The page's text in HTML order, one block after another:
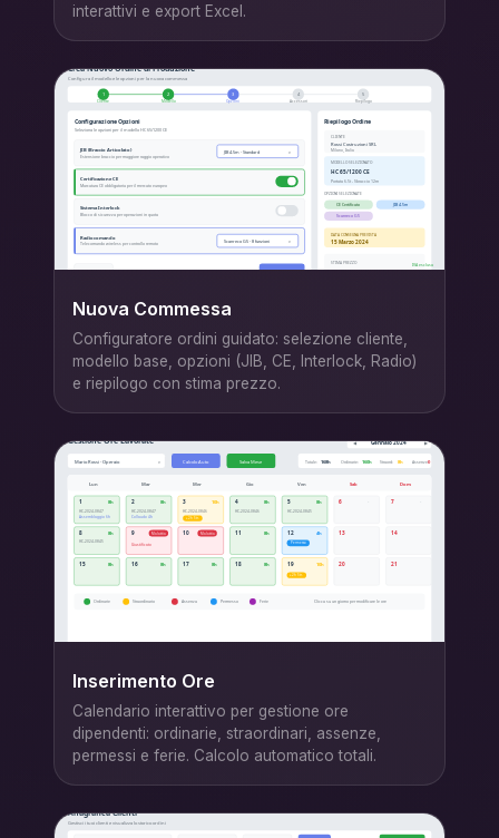
interattivi e export Excel.
Nuova Commessa
Configuratore ordini guidato: selezione cliente,
modello base, opzioni (JIB, CE, Interlock, Radio)
e riepilogo con stima prezzo.
Inserimento Ore
Calendario interattivo per gestione ore
dipendenti: ordinarie, straordinari, assenze,
permessi e ferie. Calcolo automatico totali.